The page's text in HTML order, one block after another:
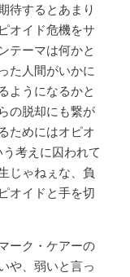
待するとあまり
オイド危機をサ
テーマは何かと
た人間がいかに
ようになるかと
の脱却にも繋が
ためにはオピオ
考えに囚われて
じゃねぇな、負
オイドと手を切
ーク・ケアーの
や、弱いと言っ